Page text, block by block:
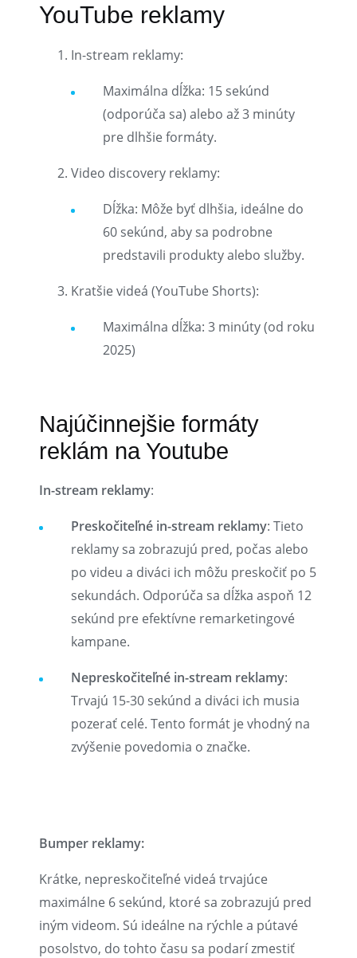
YouTube reklamy
In-stream reklamy:
Maximálna dĺžka: 15 sekúnd
(odporúča sa) alebo až 3 minúty
pre dlhšie formáty.
Video discovery reklamy:
Dĺžka: Môže byť dlhšia, ideálne do
60 sekúnd, aby sa podrobne
predstavili produkty alebo služby.
Kratšie videá (YouTube Shorts):
Maximálna dĺžka: 3 minúty (od roku
2025)
Najúčinnejšie formáty
reklám na Youtube
In-stream reklamy:
Preskočiteľné in-stream reklamy: Tieto
reklamy sa zobrazujú pred, počas alebo
po videu a diváci ich môžu preskočiť po 5
sekundách. Odporúča sa dĺžka aspoň 12
sekúnd pre efektívne remarketingové
kampane.
Nepreskočiteľné in-stream reklamy:
Trvajú 15-30 sekúnd a diváci ich musia
pozerať celé. Tento formát je vhodný na
zvýšenie povedomia o značke.
Bumper reklamy:
Krátke, nepreskočiteľné videá trvajúce
maximálne 6 sekúnd, ktoré sa zobrazujú pred
iným videom. Sú ideálne na rýchle a pútavé
posolstvo, do tohto času sa podarí zmestiť